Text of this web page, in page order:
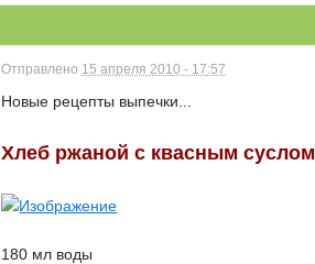
Отправлено 15 апреля 2010 - 17:57
Новые рецепты выпечки...
Хлеб ржаной с квасным суслом
180 мл воды